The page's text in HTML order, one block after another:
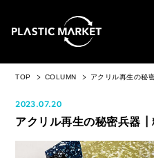
TOP COLUMN アクリル再生の
2023.07.20
アクリル再生の秘密兵器